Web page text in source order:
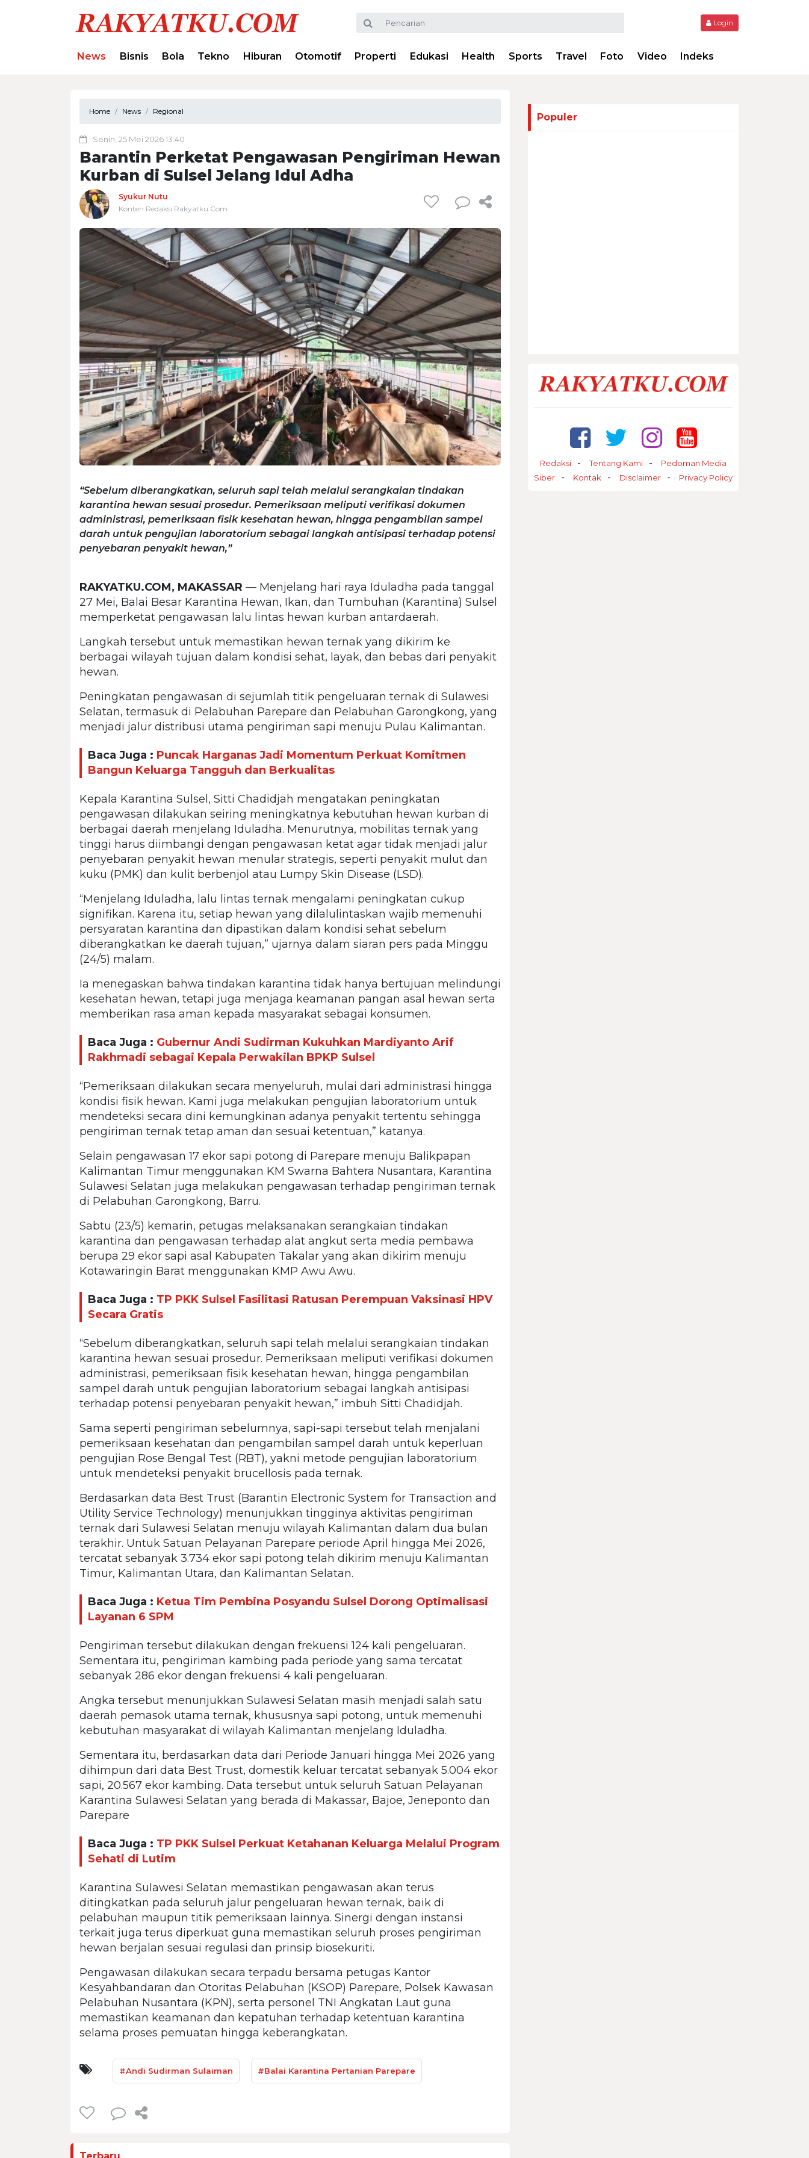
Login
News Bisnis Bola Tekno Hiburan Otomotif Properti Edukasi Health Sports Travel Foto Video Indeks
Home News Regional
Senin, 25 Mei 2026 13:40
Barantin Perketat Pengawasan Pengiriman Hewan
Kurban di Sulsel Jelang Idul Adha
Syukur Nutu
Konten Redaksi Rakyatku.Com
“Sebelum diberangkatkan, seluruh sapi telah melalui serangkaian tindakan
karantina hewan sesuai prosedur. Pemeriksaan meliputi verifikasi dokumen
administrasi, pemeriksaan fisik kesehatan hewan, hingga pengambilan sampel
darah untuk pengujian laboratorium sebagai langkah antisipasi terhadap potensi
penyebaran penyakit hewan,”
RAKYATKU.COM, MAKASSAR — Menjelang hari raya Iduladha pada tanggal
27 Mei, Balai Besar Karantina Hewan, Ikan, dan Tumbuhan (Karantina) Sulsel
memperketat pengawasan lalu lintas hewan kurban antardaerah.
Langkah tersebut untuk memastikan hewan ternak yang dikirim ke
berbagai wilayah tujuan dalam kondisi sehat, layak, dan bebas dari penyakit
hewan.
Peningkatan pengawasan di sejumlah titik pengeluaran ternak di Sulawesi
Selatan, termasuk di Pelabuhan Parepare dan Pelabuhan Garongkong, yang
menjadi jalur distribusi utama pengiriman sapi menuju Pulau Kalimantan.
Baca Juga : Puncak Harganas Jadi Momentum Perkuat Komitmen
Bangun Keluarga Tangguh dan Berkualitas
Kepala Karantina Sulsel, Sitti Chadidjah mengatakan peningkatan
pengawasan dilakukan seiring meningkatnya kebutuhan hewan kurban di
berbagai daerah menjelang Iduladha. Menurutnya, mobilitas ternak yang
tinggi harus diimbangi dengan pengawasan ketat agar tidak menjadi jalur
penyebaran penyakit hewan menular strategis, seperti penyakit mulut dan
kuku (PMK) dan kulit berbenjol atau Lumpy Skin Disease (LSD).
“Menjelang Iduladha, lalu lintas ternak mengalami peningkatan cukup
signifikan. Karena itu, setiap hewan yang dilalulintaskan wajib memenuhi
persyaratan karantina dan dipastikan dalam kondisi sehat sebelum
diberangkatkan ke daerah tujuan,” ujarnya dalam siaran pers pada Minggu
(24/5) malam.
Ia menegaskan bahwa tindakan karantina tidak hanya bertujuan melindungi
kesehatan hewan, tetapi juga menjaga keamanan pangan asal hewan serta
memberikan rasa aman kepada masyarakat sebagai konsumen.
Baca Juga : Gubernur Andi Sudirman Kukuhkan Mardiyanto Arif
Rakhmadi sebagai Kepala Perwakilan BPKP Sulsel
“Pemeriksaan dilakukan secara menyeluruh, mulai dari administrasi hingga
kondisi fisik hewan. Kami juga melakukan pengujian laboratorium untuk
mendeteksi secara dini kemungkinan adanya penyakit tertentu sehingga
pengiriman ternak tetap aman dan sesuai ketentuan,” katanya.
Selain pengawasan 17 ekor sapi potong di Parepare menuju Balikpapan
Kalimantan Timur menggunakan KM Swarna Bahtera Nusantara, Karantina
Sulawesi Selatan juga melakukan pengawasan terhadap pengiriman ternak
di Pelabuhan Garongkong, Barru.
Sabtu (23/5) kemarin, petugas melaksanakan serangkaian tindakan
karantina dan pengawasan terhadap alat angkut serta media pembawa
berupa 29 ekor sapi asal Kabupaten Takalar yang akan dikirim menuju
Kotawaringin Barat menggunakan KMP Awu Awu.
Baca Juga : TP PKK Sulsel Fasilitasi Ratusan Perempuan Vaksinasi HPV
Secara Gratis
“Sebelum diberangkatkan, seluruh sapi telah melalui serangkaian tindakan
karantina hewan sesuai prosedur. Pemeriksaan meliputi verifikasi dokumen
administrasi, pemeriksaan fisik kesehatan hewan, hingga pengambilan
sampel darah untuk pengujian laboratorium sebagai langkah antisipasi
terhadap potensi penyebaran penyakit hewan,” imbuh Sitti Chadidjah.
Sama seperti pengiriman sebelumnya, sapi-sapi tersebut telah menjalani
pemeriksaan kesehatan dan pengambilan sampel darah untuk keperluan
pengujian Rose Bengal Test (RBT), yakni metode pengujian laboratorium
untuk mendeteksi penyakit brucellosis pada ternak.
Berdasarkan data Best Trust (Barantin Electronic System for Transaction and
Utility Service Technology) menunjukkan tingginya aktivitas pengiriman
ternak dari Sulawesi Selatan menuju wilayah Kalimantan dalam dua bulan
terakhir. Untuk Satuan Pelayanan Parepare periode April hingga Mei 2026,
tercatat sebanyak 3.734 ekor sapi potong telah dikirim menuju Kalimantan
Timur, Kalimantan Utara, dan Kalimantan Selatan.
Baca Juga : Ketua Tim Pembina Posyandu Sulsel Dorong Optimalisasi
Layanan 6 SPM
Pengiriman tersebut dilakukan dengan frekuensi 124 kali pengeluaran.
Sementara itu, pengiriman kambing pada periode yang sama tercatat
sebanyak 286 ekor dengan frekuensi 4 kali pengeluaran.
Angka tersebut menunjukkan Sulawesi Selatan masih menjadi salah satu
daerah pemasok utama ternak, khususnya sapi potong, untuk memenuhi
kebutuhan masyarakat di wilayah Kalimantan menjelang Iduladha.
Sementara itu, berdasarkan data dari Periode Januari hingga Mei 2026 yang
dihimpun dari data Best Trust, domestik keluar tercatat sebanyak 5.004 ekor
sapi, 20.567 ekor kambing. Data tersebut untuk seluruh Satuan Pelayanan
Karantina Sulawesi Selatan yang berada di Makassar, Bajoe, Jeneponto dan
Parepare
Baca Juga : TP PKK Sulsel Perkuat Ketahanan Keluarga Melalui Program
Sehati di Lutim
Karantina Sulawesi Selatan memastikan pengawasan akan terus
ditingkatkan pada seluruh jalur pengeluaran hewan ternak, baik di
pelabuhan maupun titik pemeriksaan lainnya. Sinergi dengan instansi
terkait juga terus diperkuat guna memastikan seluruh proses pengiriman
hewan berjalan sesuai regulasi dan prinsip biosekuriti.
Pengawasan dilakukan secara terpadu bersama petugas Kantor
Kesyahbandaran dan Otoritas Pelabuhan (KSOP) Parepare, Polsek Kawasan
Pelabuhan Nusantara (KPN), serta personel TNI Angkatan Laut guna
memastikan keamanan dan kepatuhan terhadap ketentuan karantina
selama proses pemuatan hingga keberangkatan.
#Andi Sudirman Sulaiman #Balai Karantina Pertanian Parepare
Terbaru
Populer
Redaksi Tentang Kami
Pedoman Media
Siber
Kontak Disclaimer Privacy Policy